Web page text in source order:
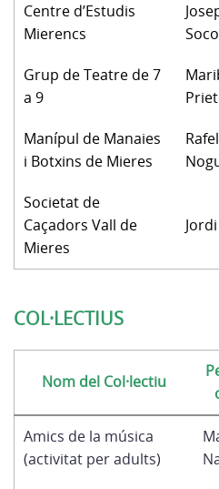
Centre d’Estudis
Mierencs
Grup de Teatre de 7
a 9
Manípul de Manaies
i Botxins de Mieres
Rafel
Societat de
Caçadors Vall de
Mieres
COL·LECTIUS
Nom del Col·lectiu
Amics de la música
(activitat per adults)